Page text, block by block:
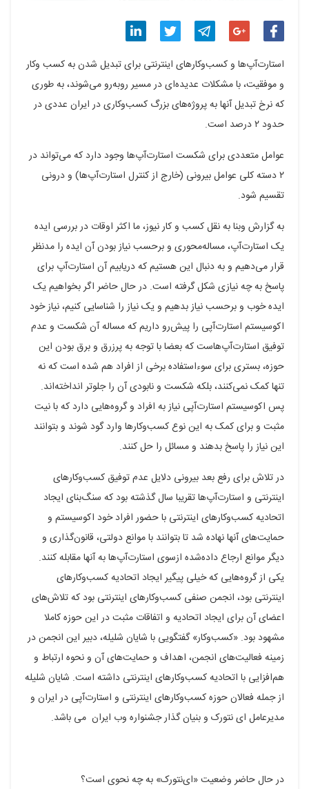
گذاری
در
فیسبوک
گذاری
در
گوگل
پلاس
گذاری
در
تلگرام
گذاری
در
گذاری
در
استارت‌آپ‌ها و کسب‌وکار‌های اینترنتی برای تبدیل شدن به کسب‌ وکار
و موفقیت، با مشکلات عدیده‌ای در مسیر روبه‌رو می‌شوند، به طوری
که نرخ تبدیل آنها به پروژه‌های بزرگ کسب‌وکاری در ایران عددی در
حدود ۲ درصد است.
عوامل متعددی برای شکست استارت‌آپ‌ها وجود دارد که می‌تواند در
۲ دسته کلی عوامل بیرونی (خارج از کنترل استارت‌آپ‌ها) و درونی
تقسیم شود.
به گزارش وبنا به نقل کسب و کار نیوز، ما اکثر اوقات در بررسی ایده
یک استارت‌آپ، مساله‌محوری و برحسب نیاز بودن آن ایده را مدنظر
قرار می‌دهیم و به دنبال این هستیم که دریابیم آن استارت‌آپ برای
پاسخ به چه نیازی شکل گرفته است. در حال حاضر اگر بخواهیم یک
ایده خوب و برحسب نیاز بدهیم و یک نیاز را شناسایی کنیم، نیاز خود
اکوسیستم استارت‌آپی را پیش‌رو داریم که مساله آن شکست و عدم
توفیق استارت‌آپ‌هاست که بعضا با توجه به پرزرق و برق بودن این
حوزه، بستری برای سوءاستفاده برخی از افراد هم شده است که نه
تنها کمک نمی‌کنند، بلکه شکست و نابودی آن را جلوتر انداخته‌اند.
پس اکوسیستم استارت‌آپی نیاز به افراد و گروه‌هایی دارد که با نیت
مثبت و برای کمک به این نوع کسب‌وکار‌ها وارد گود شوند و بتوانند
این نیاز را پاسخ بدهند و مسائل را حل کنند.
در تلاش برای رفع بعد بیرونی دلایل عدم توفیق کسب‌وکار‌های
اینترنتی و استارت‌آپ‌ها تقریبا سال گذشته بود که سنگ‌بنای ایجاد
اتحادیه کسب‌وکار‌های اینترنتی با حضور افراد خود اکوسیستم و
حمایت‌های آنها نهاده شد تا بتوانند با موانع دولتی، قانون‌گذاری و
دیگر موانع ارجاع داده‌شده ازسوی استارت‌آپ‌ها به آنها مقابله کنند.
یکی از گروه‌هایی که خیلی پیگیر ایجاد اتحادیه کسب‌وکار‌های
اینترنتی بود، انجمن صنفی کسب‌وکار‌های اینترنتی بود که تلاش‌های
اعضای آن برای ایجاد اتحادیه و اتفاقات مثبت در این حوزه کاملا
مشهود بود. «کسب‌وکار» گفتگویی با شایان شلیله، دبیر این انجمن در
زمینه فعالیت‌های انجمن، اهداف و حمایت‌های آن و نحوه ارتباط و
هم‌افزایی با اتحادیه کسب‌وکار‌های اینترنتی داشته است. شایان شلیله
از جمله فعالان حوزه کسب‌وکار‌های اینترنتی و استارت‌آپی در ایران و
مدیرعامل ای نتورک و بنیان گذار جشنواره وب ایران می باشد.
در حال حاضر وضعیت «ای‌نتورک» به چه نحوی است؟